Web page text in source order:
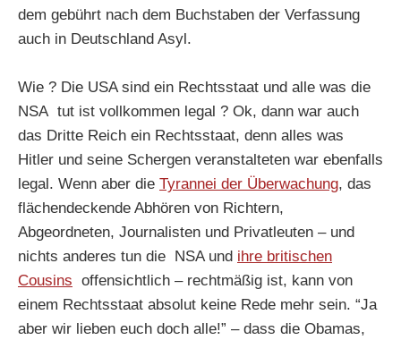
dem gebührt nach dem Buchstaben der Verfassung
auch in Deutschland Asyl.
Wie ? Die USA sind ein Rechtsstaat und alle was die
NSA tut ist vollkommen legal ? Ok, dann war auch
das Dritte Reich ein Rechtsstaat, denn alles was
Hitler und seine Schergen veranstalteten war ebenfalls
legal. Wenn aber die Tyrannei der Überwachung, das
flächendeckende Abhören von Richtern,
Abgeordneten, Journalisten und Privatleuten – und
nichts anderes tun die NSA und ihre britischen
Cousins offensichtlich – rechtmäßig ist, kann von
einem Rechtsstaat absolut keine Rede mehr sein. “Ja
aber wir lieben euch doch alle!” – dass die Obamas,